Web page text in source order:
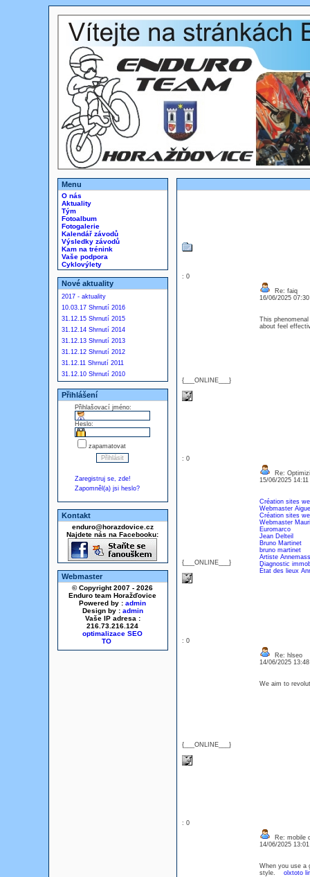
Menu
O nás
Aktuality
Tým
Fotoalbum
Fotogalerie
Kalendář závodů
Výsledky závodů
Kam na trénink
Vaše podpora
Cyklovýlety
Nové aktuality
2017 - aktuality
10.03.17 Shrnutí 2016
31.12.15 Shrnutí 2015
31.12.14 Shrnutí 2014
31.12.13 Shrnutí 2013
31.12.12 Shrnutí 2012
31.12.11 Shrnutí 2011
31.12.10 Shrnutí 2010
Přihlášení
Přihlašovací jméno:
Heslo:
zapamatovat
Zaregistruj se, zde!
Zapomněl(a) jsi heslo?
Kontakt
enduro@horazdovice.cz
Najdete nás na Facebooku:
Webmaster
© Copyright 2007 - 2026
Enduro team Horažďovice
Powered by : admin
Design by : admin
Vaše IP adresa :
216.73.216.124
optimalizace SEO
: 0
{___ONLINE___}
Re: faiq
16/06/2025
This
about feel
: 0
{___ONLINE___}
Re:
15/06/2025
Création sites
Webmaster
Création sites
Webmaster
Euromarco
Jean Delteil
Bruno Martinet
bruno martinet
Artiste
Diagnostic
État des lieux
: 0
{___ONLINE___}
Re: hlseo
14/06/2025
We aim to
: 0
Re: mobile
14/06/2025
When you use a
style. olxtoto